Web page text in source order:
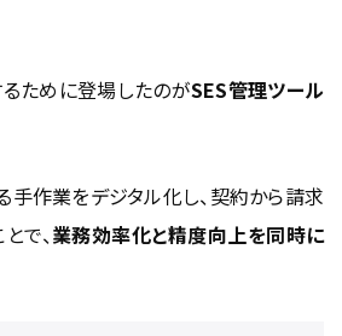
ために登場したのがSES管理ツール
手作業をデジタル化し、契約から請求
で、業務効率化と精度向上を同時に